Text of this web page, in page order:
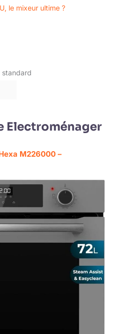
le mixeur ultime ?
Electroménager
M226000 –